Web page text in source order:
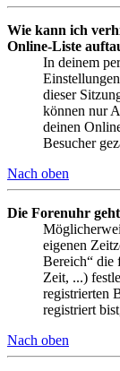
Wie kann ich
Online-Liste
In deinem
dieser
können nur
deinen
Besucher
Nach oben
Die Forenuhr
eigenen
Bereich“ die
Zeit, ...)
registrierten
registriert
Nach oben